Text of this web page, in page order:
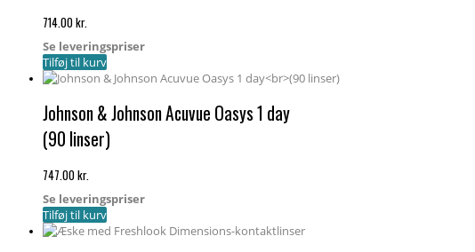
714.00kr.
Se leveringspriser
Tilføj til kurv
Johnson & Johnson Acuvue Oasys 1 day
(90 linser)
747.00kr.
Se leveringspriser
Tilføj til kurv